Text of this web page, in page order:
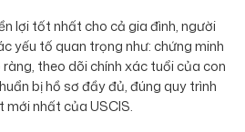
lợi tốt nhất cho cả gia đình, người
yếu tố quan trọng như: chứng minh
theo dõi chính xác tuổi của con
bị hồ sơ đầy đủ, đúng quy trình
nhất của USCIS.